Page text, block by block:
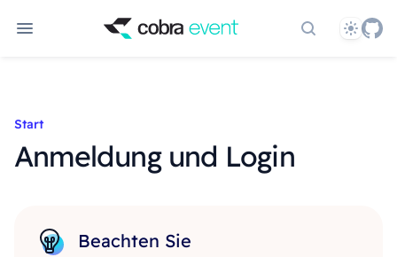
Theme
Start
Anmeldung und Login
Beachten Sie